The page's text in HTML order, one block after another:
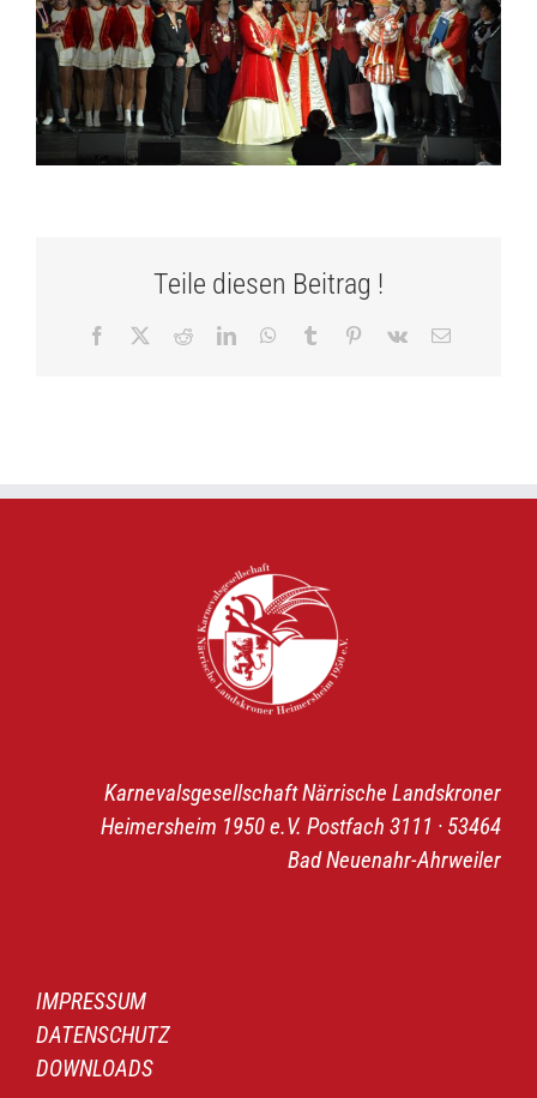
Teile diesen Beitrag !
Facebook RedditLinkedInWhatsApp
Tumblr Pinterest
Vk
E-
Karnevalsgesellschaft Närrische Landskroner
Heimersheim 1950 e.V. Postfach 3111 · 53464
Bad Neuenahr-Ahrweiler
IMPRESSUM
DATENSCHUTZ
DOWNLOADS